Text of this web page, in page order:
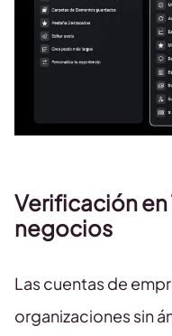
Verificación
negocios
Las cuentas de
organizaciones sin